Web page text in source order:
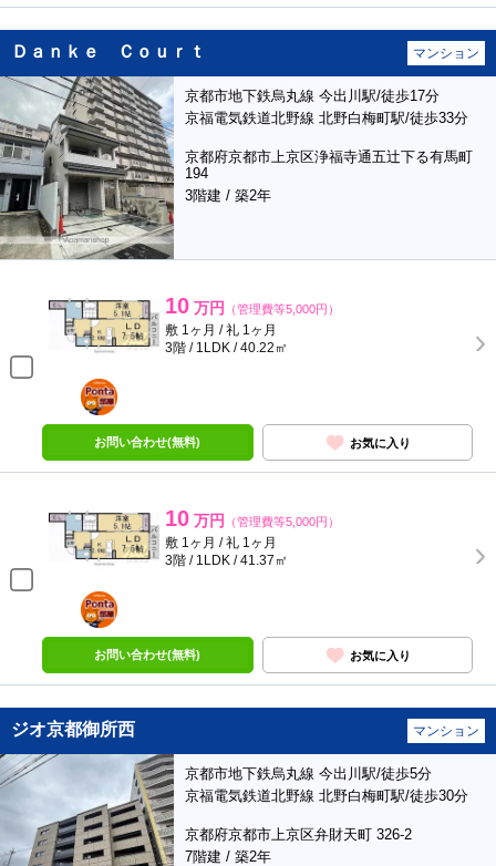
Ｄａｎｋｅ Ｃｏｕｒｔ マンション
京都市地下鉄烏丸線 今出川駅/徒歩17分
京福電気鉄道北野線 北野白梅町駅/徒歩33分
京都府京都市上京区浄福寺通五辻下る有馬町
194
3階建 / 築2年
10 万円 （管理費等5,000円）
敷 1ヶ月 / 礼 1ヶ月
3階 / 1LDK / 40.22㎡
ポンタ
部屋
お問い合わせ(無料) お気に入り
10 万円 （管理費等5,000円）
敷 1ヶ月 / 礼 1ヶ月
3階 / 1LDK / 41.37㎡
ポンタ
部屋
お問い合わせ(無料) お気に入り
ジオ京都御所西 マンション
京都市地下鉄烏丸線 今出川駅/徒歩5分
京福電気鉄道北野線 北野白梅町駅/徒歩30分
京都府京都市上京区弁財天町 326-2
7階建 / 築2年